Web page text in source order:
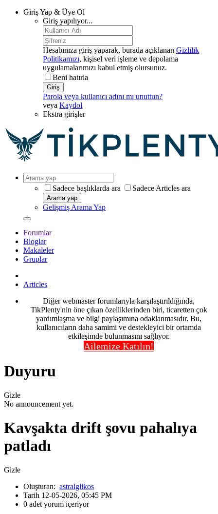
Giriş Yap & Üye Ol
Giriş yapılıyor...
Hesabınıza giriş yaparak, burada açıklanan Gizlilik
Politikamızı, kişisel veri işleme ve depolama
uygulamalarımızı kabul etmiş olursunuz.
Beni hatırla
Giriş
Parola veya kullanıcı adını mı unuttun?
veya Kaydol
Ekstra girişler
Sadece başlıklarda ara Sadece Articles ara
Arama yap
Gelişmiş Arama Yap
Forumlar
Bloglar
Makaleler
Gruplar
Articles
Diğer webmaster forumlarıyla karşılaştırıldığında,
TikPlenty'nin öne çıkan özelliklerinden biri, ticaretten çok
yardımlaşma ve bilgi paylaşımına odaklanmasıdır. Bu,
kullanıcıların daha samimi ve destekleyici bir ortamda
etkileşimde bulunmasını sağlıyor.
Ailemize Katılın!
Duyuru
Gizle
No announcement yet.
Kavşakta drift şovu pahalıya
patladı
Gizle
Oluşturan: astralglikos
Tarih 12-05-2026, 05:45 PM
0 adet yorum içeriyor